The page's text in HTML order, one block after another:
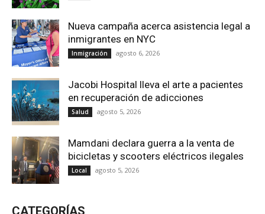
Nueva campaña acerca asistencia legal a
inmigrantes en NYC
Inmigración agosto 6, 2026
Jacobi Hospital lleva el arte a pacientes
en recuperación de adicciones
Salud agosto 5, 2026
Mamdani declara guerra a la venta de
bicicletas y scooters eléctricos ilegales
Local agosto 5, 2026